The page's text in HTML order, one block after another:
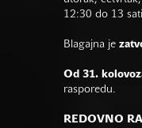
12:30 do 13
Blagajna je
Od 31.
rasporedu.
REDOVNO